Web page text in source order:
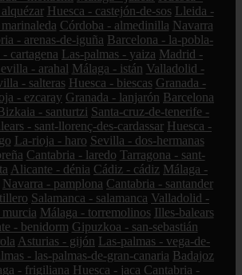
Huesca - castejón-de-sos Lleida -
Córdoba - almedinilla Navarra
- arenas-de-iguña Barcelona - la-pobla-
cartagena Las-palmas - yaiza Madrid -
- arahal Málaga - istán Valladolid -
- salteras Huesca - biescas Granada -
- ezcaray Granada - lanjarón Barcelona
- santurtzi Santa-cruz-de-tenerife -
- sant-llorenç-des-cardassar Huesca -
La-rioja - haro Sevilla - dos-hermanas
Cantabria - laredo Tarragona - sant-
Alicante - dénia Cádiz - cádiz Málaga -
Navarra - pamplona Cantabria - santander
Salamanca - salamanca Valladolid -
Málaga - torremolinos Illes-balears
- benidorm Gipuzkoa - san-sebastián
Asturias - gijón Las-palmas - vega-de-
- las-palmas-de-gran-canaria Badajoz
- frigiliana Huesca - jaca Cantabria -